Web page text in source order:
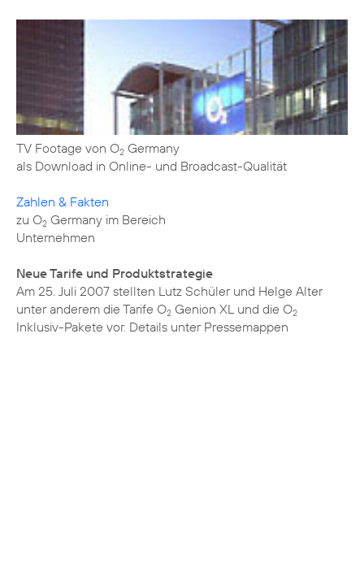
TV Footage von O2 Germany
als Download in Online- und Broadcast-Qualität
Zahlen & Fakten
zu O2 Germany im Bereich
Unternehmen
Neue Tarife und Produktstrategie
Am 25. Juli 2007 stellten Lutz Schüler und Helge Alter
unter anderem die Tarife O2 Genion XL und die O2
Inklusiv-Pakete vor. Details unter Pressemappen